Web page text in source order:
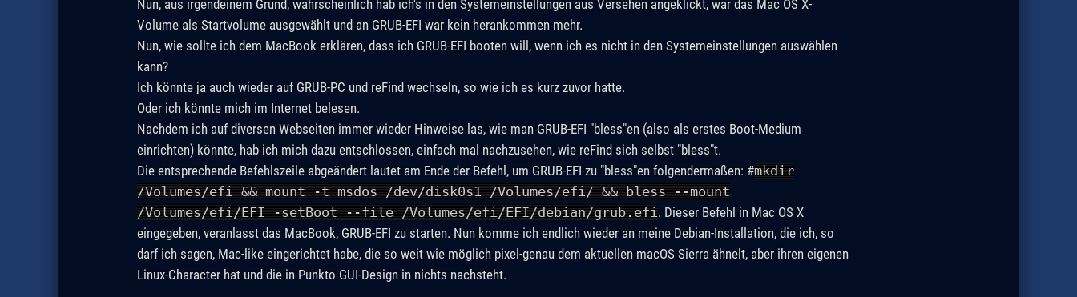
Nun, aus irgendeinem Grund, wahrscheinlich hab ich's in den Systemeinstellungen aus Versehen angeklickt, war das Mac OS X-
Volume als Startvolume ausgewählt und an GRUB-EFI war kein herankommen mehr.
Nun, wie sollte ich dem MacBook erklären, dass ich GRUB-EFI booten will, wenn ich es nicht in den Systemeinstellungen auswählen
kann?
Ich könnte ja auch wieder auf GRUB-PC und reFind wechseln, so wie ich es kurz zuvor hatte.
Oder ich könnte mich im Internet belesen.
Nachdem ich auf diversen Webseiten immer wieder Hinweise las, wie man GRUB-EFI "bless"en (also als erstes Boot-Medium
einrichten) könnte, hab ich mich dazu entschlossen, einfach mal nachzusehen, wie reFind sich selbst "bless"t.
Die entsprechende Befehlszeile abgeändert lautet am Ende der Befehl, um GRUB-EFI zu "bless"en folgendermaßen: #mkdir
/Volumes/efi && mount -t msdos /dev/disk0s1 /Volumes/efi/ && bless --mount
/Volumes/efi/EFI -setBoot --file /Volumes/efi/EFI/debian/grub.efi. Dieser Befehl in Mac OS X
eingegeben, veranlasst das MacBook, GRUB-EFI zu starten. Nun komme ich endlich wieder an meine Debian-Installation, die ich, so
darf ich sagen, Mac-like eingerichtet habe, die so weit wie möglich pixel-genau dem aktuellen macOS Sierra ähnelt, aber ihren eigenen
Linux-Character hat und die in Punkto GUI-Design in nichts nachsteht.